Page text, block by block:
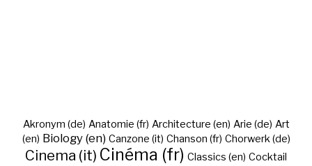
Akronym (de) Anatomie (fr) Architecture (en) Arie (de) Art
(en) Biology (en) Canzone (it) Chanson (fr) Chorwerk (de)
Cinema (it) Cinéma (fr) Classics (en) Cocktail